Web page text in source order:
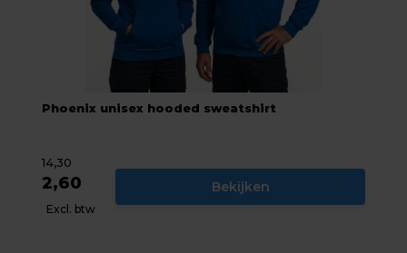
Phoenix unisex hooded sweatshirt
14,30
2,60
Excl. btw
Bekijken